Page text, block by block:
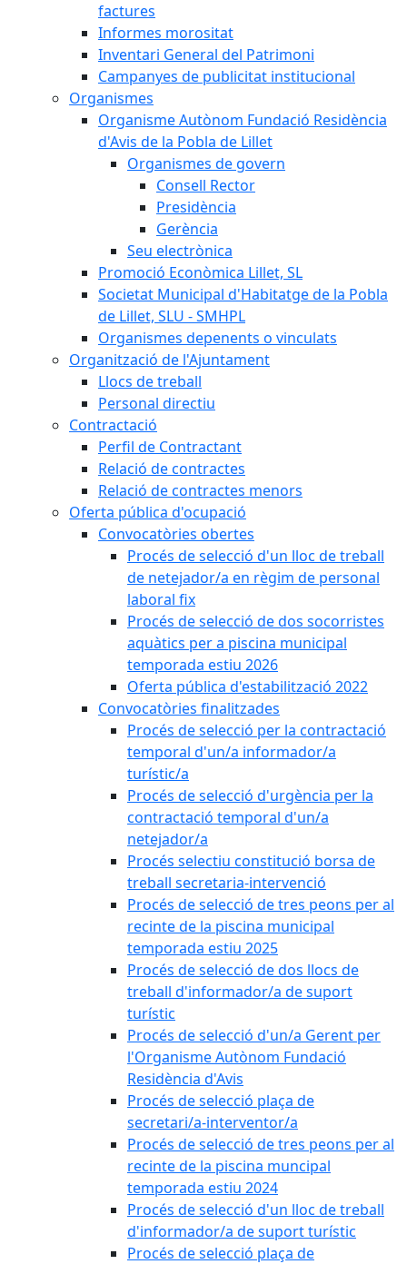
factures
Informes morositat
Inventari General del Patrimoni
Campanyes de publicitat institucional
Organismes
Organisme Autònom Fundació Residència
d'Avis de la Pobla de Lillet
Organismes de govern
Consell Rector
Presidència
Gerència
Seu electrònica
Promoció Econòmica Lillet, SL
Societat Municipal d'Habitatge de la Pobla
de Lillet, SLU - SMHPL
Organismes depenents o vinculats
Organització de l'Ajuntament
Llocs de treball
Personal directiu
Contractació
Perfil de Contractant
Relació de contractes
Relació de contractes menors
Oferta pública d'ocupació
Convocatòries obertes
Procés de selecció d'un lloc de treball
de netejador/a en règim de personal
laboral fix
Procés de selecció de dos socorristes
aquàtics per a piscina municipal
temporada estiu 2026
Oferta pública d'estabilització 2022
Convocatòries finalitzades
Procés de selecció per la contractació
temporal d'un/a informador/a
turístic/a
Procés de selecció d'urgència per la
contractació temporal d'un/a
netejador/a
Procés selectiu constitució borsa de
treball secretaria-intervenció
Procés de selecció de tres peons per al
recinte de la piscina municipal
temporada estiu 2025
Procés de selecció de dos llocs de
treball d'informador/a de suport
turístic
Procés de selecció d'un/a Gerent per
l'Organisme Autònom Fundació
Residència d'Avis
Procés de selecció plaça de
secretari/a-interventor/a
Procés de selecció de tres peons per al
recinte de la piscina muncipal
temporada estiu 2024
Procés de selecció d'un lloc de treball
d'informador/a de suport turístic
Procés de selecció plaça de